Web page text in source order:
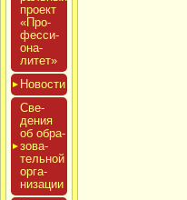
про­ект
«Про­
фес­си­
она­
литет»
Новос­ти
Све­
дения
об об­ра­
зова­
тель­ной
ор­га­
низа­ции